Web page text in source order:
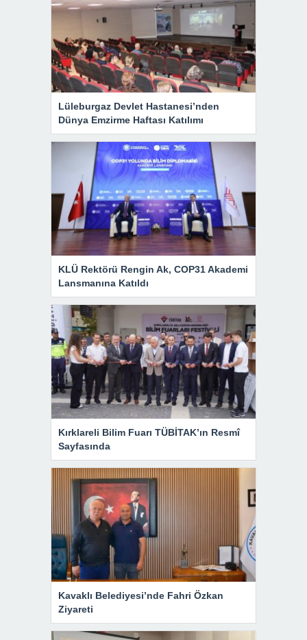
Lüleburgaz Devlet Hastanesi’nden
Dünya Emzirme Haftası Katılımı
KLÜ Rektörü Rengin Ak, COP31 Akademi
Lansmanına Katıldı
Kırklareli Bilim Fuarı TÜBİTAK’ın Resmî
Sayfasında
Kavaklı Belediyesi’nde Fahri Özkan
Ziyareti